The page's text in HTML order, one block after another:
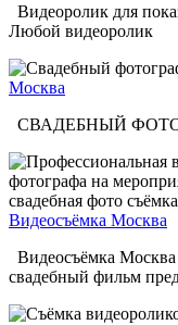
Видеоролик для
Любой видеоролик
Москва
СВАДЕБНЫЙ
Видеосъёмка Москва
Видеосъёмка Москва
свадебный фильм